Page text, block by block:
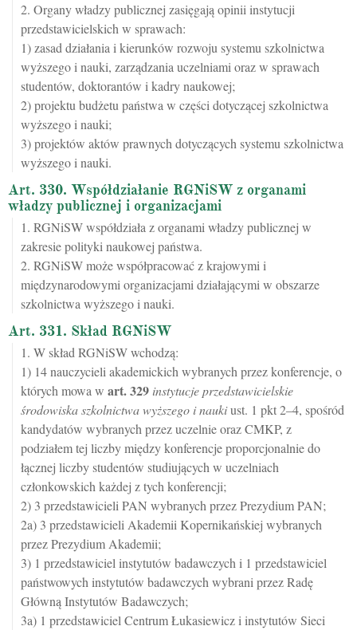
2. Organy władzy publicznej zasięgają opinii instytucji
przedstawicielskich w sprawach:
1) zasad działania i kierunków rozwoju systemu szkolnictwa
wyższego i nauki, zarządzania uczelniami oraz w sprawach
studentów, doktorantów i kadry naukowej;
2) projektu budżetu państwa w części dotyczącej szkolnictwa
wyższego i nauki;
3) projektów aktów prawnych dotyczących systemu szkolnictwa
wyższego i nauki.
Art. 330. Współdziałanie RGNiSW z organami
władzy publicznej i organizacjami
1. RGNiSW współdziała z organami władzy publicznej w
zakresie polityki naukowej państwa.
2. RGNiSW może współpracować z krajowymi i
międzynarodowymi organizacjami działającymi w obszarze
szkolnictwa wyższego i nauki.
Art. 331. Skład RGNiSW
1. W skład RGNiSW wchodzą:
1) 14 nauczycieli akademickich wybranych przez konferencje, o
których mowa w art.329 instytucje przedstawicielskie
środowiska szkolnictwa wyższego i naukiust. 1 pkt 2–4, spośród
kandydatów wybranych przez uczelnie oraz CMKP, z
podziałem tej liczby między konferencje proporcjonalnie do
łącznej liczby studentów studiujących w uczelniach
członkowskich każdej z tych konferencji;
2) 3 przedstawicieli PAN wybranych przez Prezydium PAN;
2a) 3 przedstawicieli Akademii Kopernikańskiej wybranych
przez Prezydium Akademii;
3) 1 przedstawiciel instytutów badawczych i 1 przedstawiciel
państwowych instytutów badawczych wybrani przez Radę
Główną Instytutów Badawczych;
3a) 1 przedstawiciel Centrum Łukasiewicz i instytutów Sieci